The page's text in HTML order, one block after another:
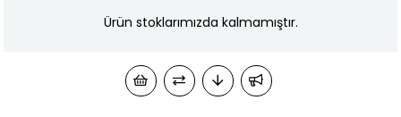
Ürün stoklarımızda kalmamıştır.